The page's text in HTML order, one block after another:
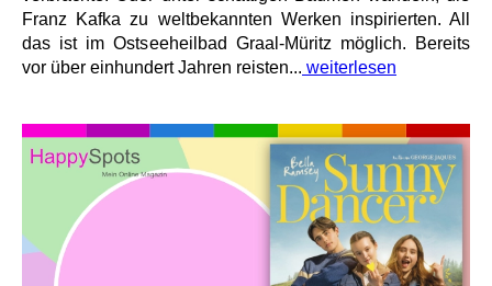
Franz Kafka zu weltbekannten Werken inspirierten. All
das ist im Ostseeheilbad Graal-Müritz möglich. Bereits
vor über einhundert Jahren reisten... weiterlesen